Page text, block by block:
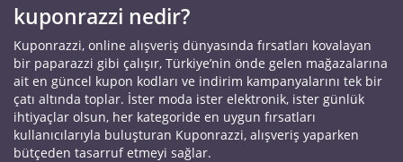
kuponrazzi nedir?
Kuponrazzi, online alışveriş dünyasında fırsatları kovalayan
bir paparazzi gibi çalışır, Türkiye’nin önde gelen mağazalarına
ait en güncel kupon kodları ve indirim kampanyalarını tek bir
çatı altında toplar. İster moda ister elektronik, ister günlük
ihtiyaçlar olsun, her kategoride en uygun fırsatları
kullanıcılarıyla buluşturan Kuponrazzi, alışveriş yaparken
bütçeden tasarruf etmeyi sağlar.